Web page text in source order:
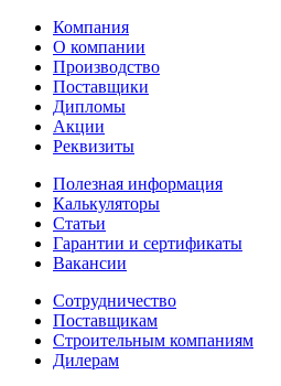
Компания
О компании
Производство
Поставщики
Дипломы
Акции
Реквизиты
Полезная информация
Калькуляторы
Статьи
Гарантии и сертификаты
Вакансии
Сотрудничество
Поставщикам
Строительным компаниям
Дилерам